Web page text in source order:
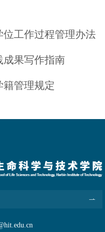
工作过程管理办法
果写作指南
籍管理规定